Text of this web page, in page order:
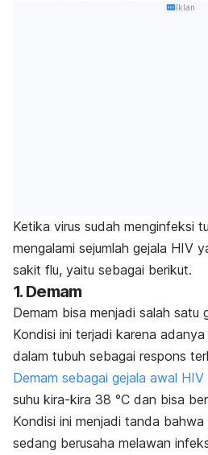
Iklan
Ketika virus sudah menginfeksi
mengalami sejumlah gejala HIV
sakit flu, yaitu sebagai berikut.
1. Demam
Demam bisa menjadi salah satu
Kondisi ini terjadi karena
dalam tubuh sebagai respons
Demam sebagai gejala awal HIV
suhu kira-kira 38 °C dan bisa
Kondisi ini menjadi tanda
sedang berusaha melawan